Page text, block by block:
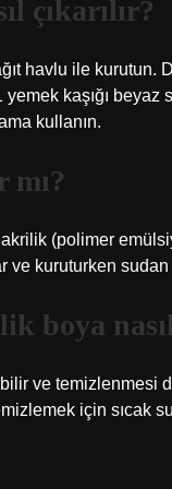
çıkarılır?
havlu ile
kaşığı beyaz
kullanın.
(polimer
ve kuruturken
boya nasıl
ve
için sıcak